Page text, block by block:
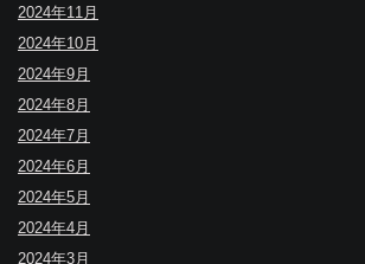
2024年11月
2024年10月
2024年9月
2024年8月
2024年7月
2024年6月
2024年5月
2024年4月
2024年3月